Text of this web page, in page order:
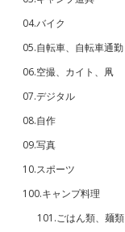
04.バイク
05.自転車、自転車通勤
06.空撮、カイト、凧
07.デジタル
08.自作
09.写真
10.スポーツ
100.キャンプ料理
101.ごはん類、麺類